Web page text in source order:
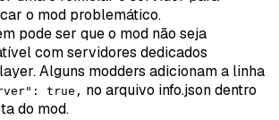
o mod problemático.
pode ser que o mod não seja
com servidores dedicados
Alguns modders adicionam a linha
true, no arquivo info.jsondentro
do mod.